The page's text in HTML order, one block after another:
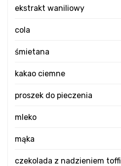
ekstrakt waniliowy
cola
śmietana
kakao ciemne
proszek do pieczenia
mleko
mąka
czekolada z nadzieniem toffi